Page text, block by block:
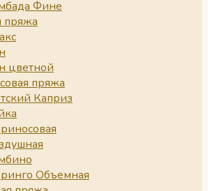
Фине
пряжа
цветной
пряжа
Каприз
Объемная